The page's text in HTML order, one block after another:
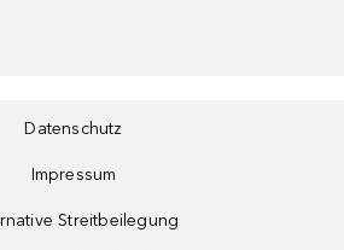
Datenschutz
Impressum
Streitbeilegung